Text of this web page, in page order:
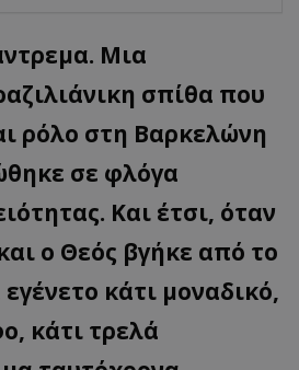
Μια
σπίθα που
ρόλο στη Βαρκελώνη
σε φλόγα
Και έτσι, όταν
ο Θεός βγήκε από το
κάτι μοναδικό,
κάτι τρελά